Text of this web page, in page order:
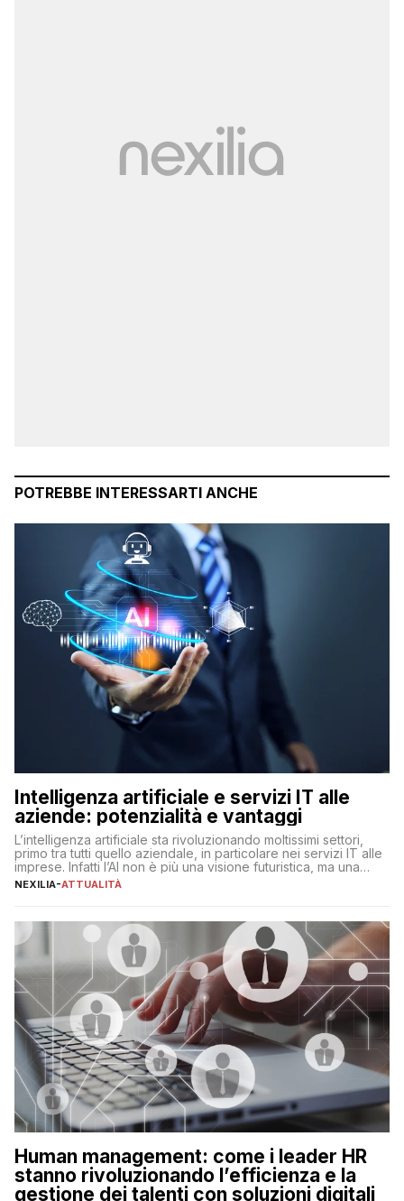
POTREBBE INTERESSARTI ANCHE
Intelligenza artificiale e servizi IT alle
aziende: potenzialità e vantaggi
L’intelligenza artificiale sta rivoluzionando moltissimi settori,
primo tra tutti quello aziendale, in particolare nei servizi IT alle
imprese. Infatti l’AI non è più una visione futuristica, ma una
realtà operativa che sta portando a un cambio significativo in
operazioni, bensì comporta […]
NEXILIA-ATTUALITÀ
Human management: come i leader HR
stanno rivoluzionando l’efficienza e la
gestione dei talenti con soluzioni digitali